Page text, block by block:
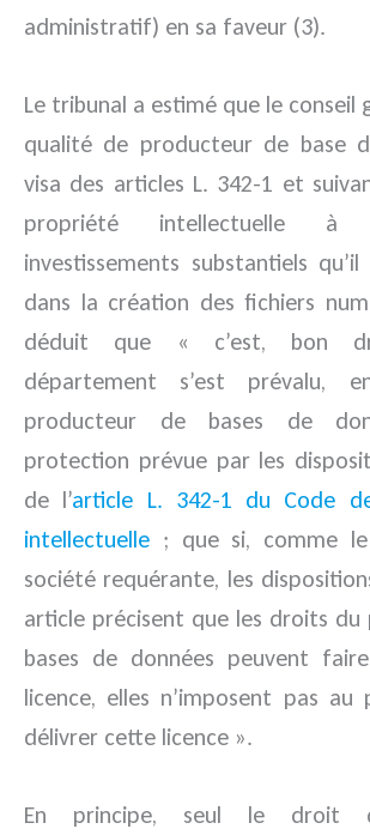
administratif) en sa faveur (3).
Le tribunal a estimé que le conseil
qualité de producteur de base
visa des articles L. 342-1 et
propriété intellectuelle à
investissements substantiels
dans la création des fichiers
déduit que « c’est, bon
département s’est prévalu,
producteur de bases de
protection prévue par les
de l’article L. 342-1 du Code
intellectuelle ; que si, comme
société requérante, les
article précisent que les droits
bases de données peuvent
licence, elles n’imposent pas
délivrer cette licence ».
En principe, seul le droit